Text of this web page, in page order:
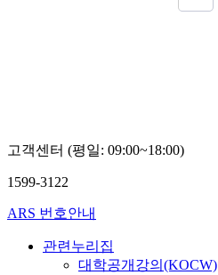
고객센터 (평일: 09:00~18:00)
1599-3122
ARS 번호안내
관련누리집
대학공개강의(KOCW)